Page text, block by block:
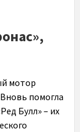
мотор
помогла
Булл» – их